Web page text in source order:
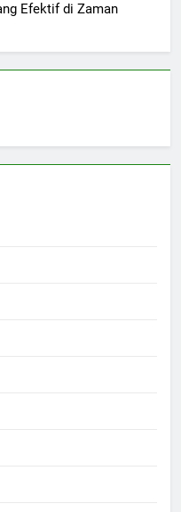
Efektif di Zaman